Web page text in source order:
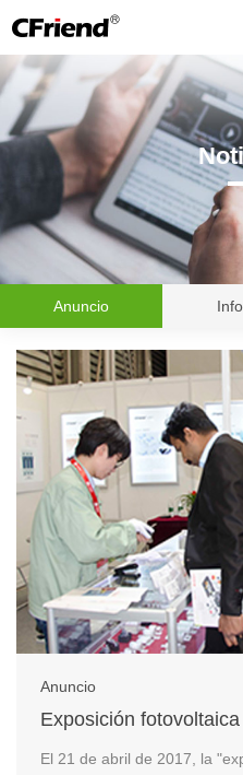
Anuncio
Anuncio
Exposición
El 21 de abril de 2017, la